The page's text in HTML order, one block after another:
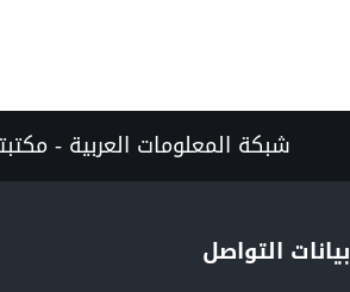
شبكة المعلومات العربية -
بيانات التواصل